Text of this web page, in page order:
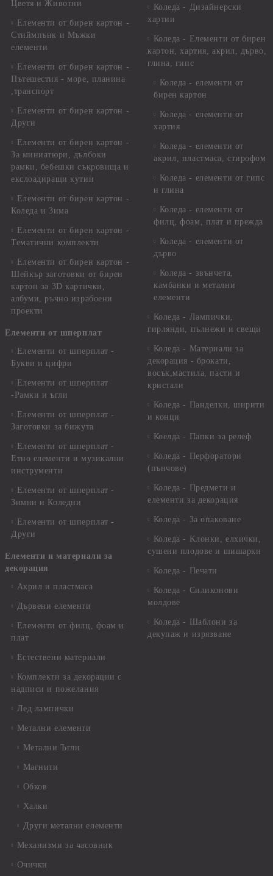
Цветя и Животни
Елементи от бирен картон -
Стиймпънк и Мъжки
елементи
Елементи от бирен картон -
Пътешестия - море, планина
,транспорт
Елементи от бирен картон -
Други
Елементи от бирен картон -
За миниатюри, дълбоки
рамки, бебешки съкровища и
екслоадиращи кутии
Елементи от бирен картон -
Коледа и Зима
Елементи от бирен картон -
Тематични комплекти
Елементи от бирен картон -
Шейкър заготовки от бирен
картон за 3D картички,
албуми, ръчно израбоени
проекти
Елементи от шперплат
Елементи от шперплат -
Букви и цифри
Елементи от шперплат
-Рамки и ъгли
Елементи от шперплат -
Заготовки за бижута
Елементи от шперплат -
Етно елементи и музикални
инструменти
Елементи от шперплат -
Зимни и Коледни
Елементи от шперплат -
Други
Елементи и материали за
декорация
Акрил и пластмаса
Дървени елементи
Елементи от филц, фоам и
плат
Естествени материали
Комплекти за декорации с
надписи и пожелания
Лед лампички
Метални елементи
Метални Ъгли
Магнити
Обков
Халки
Други метални елементи
Механизми за часовник
Очички
Коледа - Дизайнерски
хартии
Коледа - Eлементи от бирен
картон, хартия, акрил, дърво,
глина, гипс
Коледа - елементи от
бирен картон
Коледа - елементи от
хартия
Коледа - елементи от
акрил, пластмаса, стирофом
Коледа - елементи от гипс
и глина
Коледа - елементи от
филц, фоам, плат и прежда
Коледа - елементи от
дърво
Коледа - звънчета,
камбанки и метални
елементи
Коледа - Лампички,
гирлянди, пълнежи и свещи
Коледа - Материали за
декорация - брокати,
восък,мастила, пасти и
кристали
Коледа - Панделки, ширити
и конци
Коелда - Папки за релеф
Коледа - Перфоратори
(пънчове)
Коледа - Предмети и
елементи за декорация
Коледа - За опаковане
Коледа - Kлонки, елхички,
сушени плодове и шишарки
Коледа - Печати
Коледа - Силиконови
молдове
Коледа - Шаблони за
декупаж и изрязване